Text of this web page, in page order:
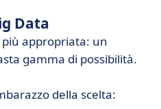
Data
appropriata: un
gamma di possibilità.
della scelta: